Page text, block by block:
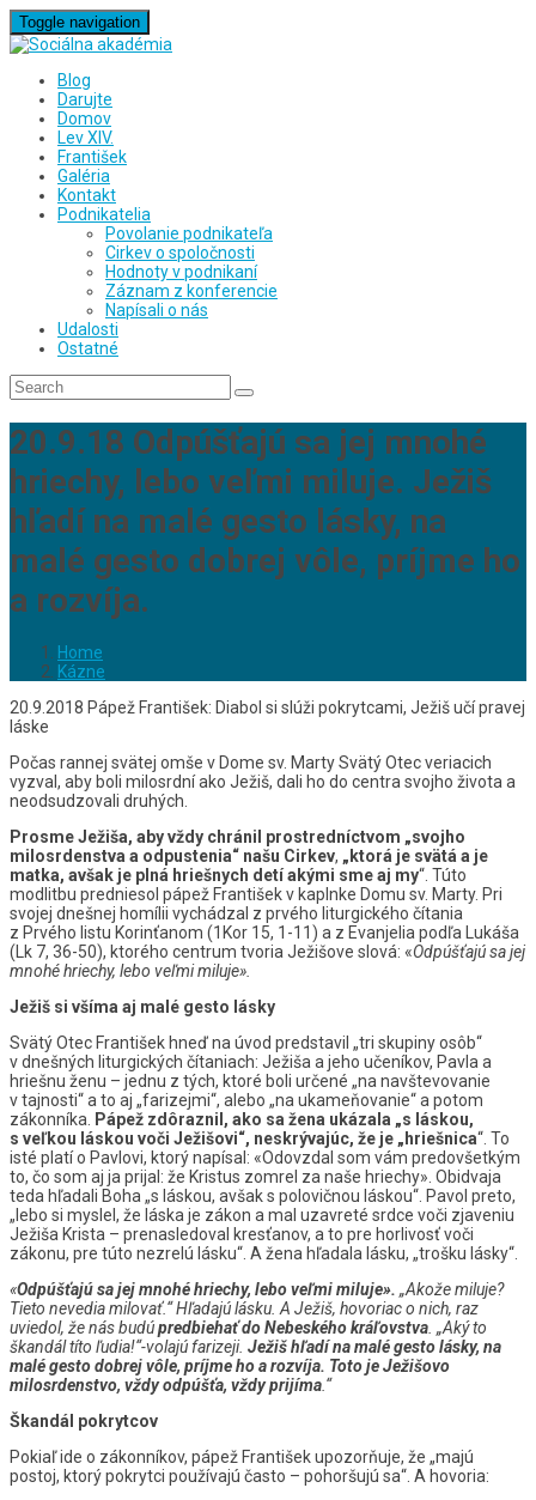
Toggle navigation
Blog
Darujte
Domov
Lev XIV.
František
Galéria
Kontakt
Podnikatelia
Povolanie podnikateľa
Cirkev o spoločnosti
Hodnoty v podnikaní
Záznam z konferencie
Napísali o nás
Udalosti
Ostatné
20.9.18 Odpúšťajú sa jej mnohé
hriechy, lebo veľmi miluje. Ježiš
hľadí na malé gesto lásky, na
malé gesto dobrej vôle, príjme ho
a rozvíja.
Home
Kázne
20.9.2018 Pápež František: Diabol si slúži pokrytcami, Ježiš učí pravej
láske
Počas rannej svätej omše v Dome sv. Marty Svätý Otec veriacich
vyzval, aby boli milosrdní ako Ježiš, dali ho do centra svojho života a
neodsudzovali druhých.
Prosme Ježiša, aby vždy chránil prostredníctvom „svojho
milosrdenstva a odpustenia“ našu Cirkev, „ktorá je svätá a je
matka, avšak je plná hriešnych detí akými sme aj my“. Túto
modlitbu predniesol pápež František v kaplnke Domu sv. Marty. Pri
svojej dnešnej homílii vychádzal z prvého liturgického čítania
z Prvého listu Korinťanom (1Kor 15, 1-11) a z Evanjelia podľa Lukáša
(Lk 7, 36-50), ktorého centrum tvoria Ježišove slová: «Odpúšťajú sa jej
mnohé hriechy, lebo veľmi miluje».
Ježiš si všíma aj malé gesto lásky
Svätý Otec František hneď na úvod predstavil „tri skupiny osôb“
v dnešných liturgických čítaniach: Ježiša a jeho učeníkov, Pavla a
hriešnu ženu – jednu z tých, ktoré boli určené „na navštevovanie
v tajnosti“ a to aj „farizejmi“, alebo „na ukameňovanie“ a potom
zákonníka. Pápež zdôraznil, ako sa žena ukázala „s láskou,
s veľkou láskou voči Ježišovi“, neskrývajúc, že je „hriešnica“. To
isté platí o Pavlovi, ktorý napísal: «Odovzdal som vám predovšetkým
to, čo som aj ja prijal: že Kristus zomrel za naše hriechy». Obidvaja
teda hľadali Boha „s láskou, avšak s polovičnou láskou“. Pavol preto,
„lebo si myslel, že láska je zákon a mal uzavreté srdce voči zjaveniu
Ježiša Krista – prenasledoval kresťanov, a to pre horlivosť voči
zákonu, pre túto nezrelú lásku“. A žena hľadala lásku, „trošku lásky“.
«Odpúšťajú sa jej mnohé hriechy, lebo veľmi miluje». „Akože miluje?
Tieto nevedia milovať.“ Hľadajú lásku. A Ježiš, hovoriac o nich, raz
uviedol, že nás budúpredbiehať do Nebeského kráľovstva . „Aký to
škandál títo ľudia!“-volajú farizeji. Ježiš hľadí na malé gesto lásky, na
malé gesto dobrej vôle, príjme ho a rozvíja. Toto je Ježišovo
milosrdenstvo, vždy odpúšťa, vždy prijíma .“
Škandál pokrytcov
Pokiaľ ide o zákonníkov, pápež František upozorňuje, že „majú
postoj, ktorý pokrytci používajú často – pohoršujú sa“. A hovoria: